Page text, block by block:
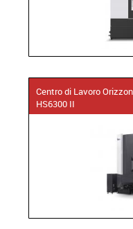
Centro di Lavoro
HS6300 II